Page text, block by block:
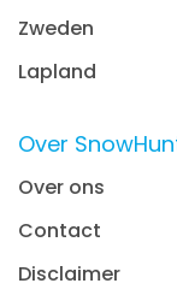
Zweden
Lapland
Over
Over ons
Contact
Disclaimer